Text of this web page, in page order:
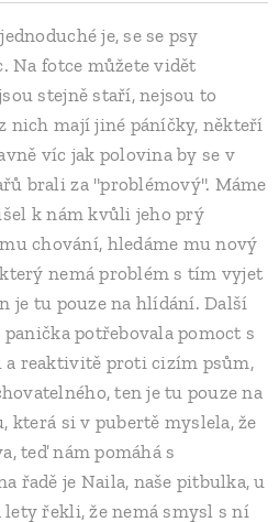
je, se se psy
fotce můžete vidět
stejně staří, nejsou to
nich mají jiné páníčky, někteří
víc jak polovina by se v
brali za "problémový". Máme
k nám kvůli jeho prý
chování, hledáme mu nový
nemá problém s tím vyjet
je tu pouze na hlídání. Další
potřebovala pomoct s
reaktivitě proti cizím psům,
ten je tu pouze na
která si v pubertě myslela, že
teď nám pomáhá s
řadě je Naila, naše pitbulka, u
řekli, že nemá smysl s ní